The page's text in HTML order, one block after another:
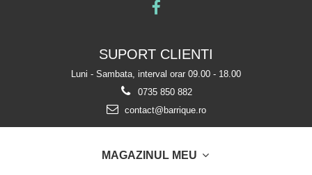
SUPORT CLIENTI
Luni - Sambata, interval orar 09.00 - 18.00
0735 850 882
contact@barrique.ro
MAGAZINUL MEU